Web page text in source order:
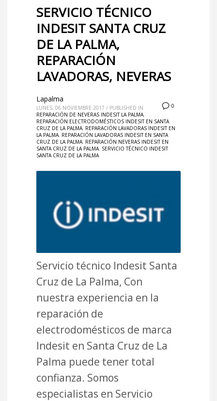
SERVICIO TÉCNICO
INDESIT SANTA CRUZ
DE LA PALMA,
REPARACIÓN
LAVADORAS, NEVERAS
0
Lapalma
LUNES, 06 NOVIEMBRE 2017 / PUBLISHED IN
REPARACIÓN DE NEVERAS INDESIT LA PALMA,
REPARACIÓN ELECTRODOMÉSTICOS INDESIT EN SANTA
CRUZ DE LA PALMA, REPARACIÓN LAVADORAS INDESIT EN
LA PALMA, REPARACIÓN LAVADORAS INDESIT EN SANTA
CRUZ DE LA PALMA, REPARACIÓN NEVERAS INDESIT EN
SANTA CRUZ DE LA PALMA, SERVICIO TÉCNICO INDESIT
SANTA CRUZ DE LA PALMA
Servicio técnico Indesit Santa
Cruz de La Palma, Con
nuestra experiencia en la
reparación de
electrodomésticos de marca
Indesit en Santa Cruz de La
Palma puede tener total
confianza. Somos
especialistas en Servicio